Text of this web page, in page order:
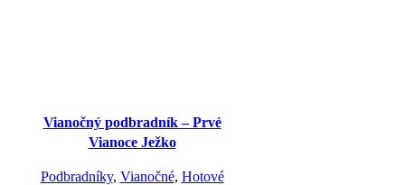
Vianočný podbradník – Prvé
Vianoce Ježko
Podbradníky, Vianočné, Hotové